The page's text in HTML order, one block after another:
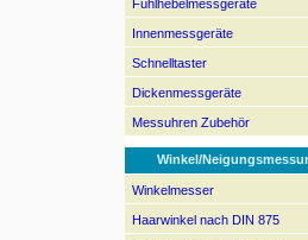
Fühlhebelmessgeräte
Innenmessgeräte
Schnelltaster
Dickenmessgeräte
Messuhren Zubehör
Winkel/
Winkelmesser
Haarwinkel nach DIN 875